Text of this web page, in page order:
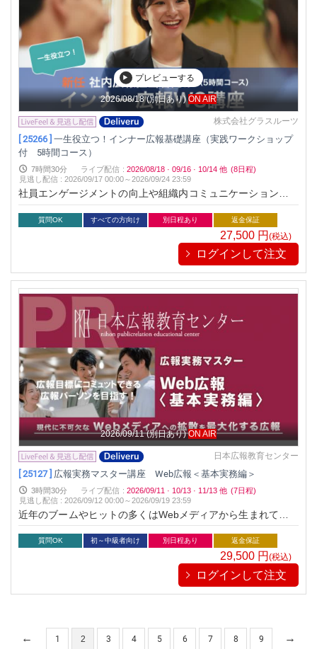
とで競争力を高め、ブランド価値の向上、新規顧客の獲得など
様々な成果を得ています。まだ本格的に広報に取り組んでいる
企業が少ない今だからこそ、広報の本格的展開に取り組むチャ
ンスと言えるでしょう。「B to B企業広報」においても多数の
指導実績のある一流広報コンサルタントがマル秘ともいえるそ
のノウハウを余すことなくレクチャーし、そのメソッドを約5
時間（２倍速で２．５時間）の速習で習得できる貴重な講座で
す。この講座を受講することで、明日からB to B企業でも成果
を上げることが可能となります。
プレビューする
2026/08/18 (別日あり) ON AIR
株式会社グラスルーツ
[ 25266 ] 一生役立つ！インナー広報基礎講座（実践ワークショップ
付 5時間コース）
7時間30分 ライブ配信 : 2026/08/18 · 09/16 · 10/14 他 (8日程)
見逃し配信 :2026/09/17 00:00～2026/09/24 23:59
社員エンゲージメントの向上や組織内コミュニケーションに対
する課題意識が高まっています。インターナルコミュニケーシ
ョンは社員マインドの課題解決です。課題解決型によるコンテ
質問OK すべての方向け 別日程あり 返金保証
27,500 円(税込)
ログインして注文
2026/09/11 (別日あり) ON AIR
日本広報教育センター
[ 25127 ] 広報実務マスター講座 Web広報＜基本実務編＞
3時間30分 ライブ配信 : 2026/09/11 · 10/13 · 11/13 他 (7日程)
見逃し配信 :2026/09/12 00:00～2026/09/19 23:59
近年のブームやヒットの多くはWebメディアから生まれている
といっても過言ではありません。Webメディアを駆使し広報P
Rを展開すれば、自社の商品やサービス、イベントを瞬時に拡
散し、日本国民全体に知ってもらうことが可能です。このWeb
メディアへ無限大の掲載を獲得する手法が「Web広報」です。
Web広報は実はテレビ、新聞、雑誌などの既存メディアに比べ
て、掲載を獲得することは容易です。既存メディアよりもメデ
ありません。では、どのように展開するのでしょうか？Web広
質問OK 初～中級者向け 別日程あり 返金保証
29,500 円 (税込)
ログインして注文
1 2 3 4 5 6 7 8 9